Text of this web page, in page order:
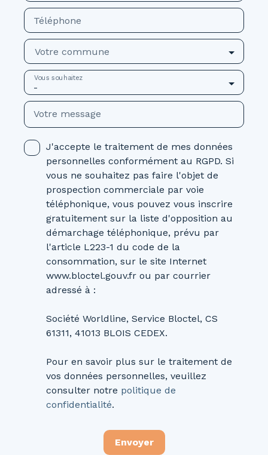
Téléphone
Votre commune
-
Vous souhaitez
Votre message
J'accepte le traitement de mes données
personnelles conformément au RGPD. Si
vous ne souhaitez pas faire l'objet de
prospection commerciale par voie
téléphonique, vous pouvez vous inscrire
gratuitement sur la liste d'opposition au
démarchage téléphonique, prévu par
l'article L223-1 du code de la
consommation, sur le site Internet
www.bloctel.gouv.fr ou par courrier
adressé à :
Société Worldline, Service Bloctel, CS
61311, 41013 BLOIS CEDEX.
Pour en savoir plus sur le traitement de
vos données personnelles, veuillez
consulter notre politique de
confidentialité.
Envoyer